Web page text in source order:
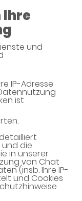
und
IP-Adresse
ist
die
in unserer
von Chat
(insb. Ihre IP-
und Cookies
Essen
unverbindlichen
während der